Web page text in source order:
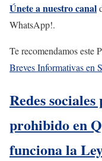
Únete a nuestro canal
WhatsApp!.
Te recomendamos este
Breves Informativas en
Redes
prohibido en
funciona la